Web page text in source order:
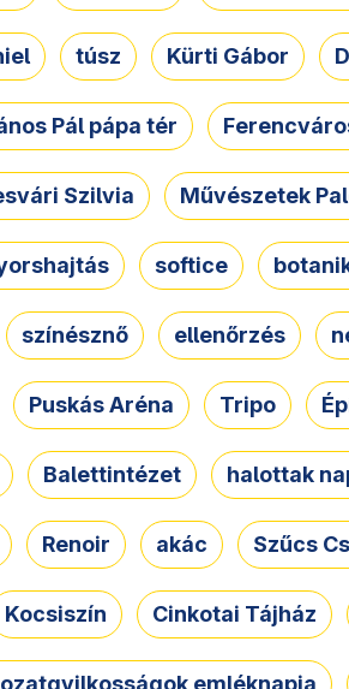
túsz Kürti Gábor
Pál pápa tér
Szilvia Művészetek
softice
színésznő ellenőrzés
Puskás Aréna Tripo
Balettintézet halottak
Renoir akác Szűcs
Kocsiszín Cinkotai Tájház
emléknapja